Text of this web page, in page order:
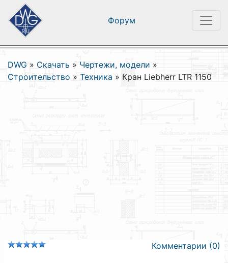
Форум
DWG » Скачать » Чертежи, модели »
Строительство » Техника » Кран Liebherr LTR 1150
Комментарии (0)